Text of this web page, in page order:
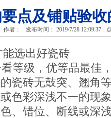
点及铺贴验
作者： 发布时间： 2019/7/28 12:09:37
选出好瓷砖
等级，优等品最佳
瓷砖无鼓突、翘角
色彩深浅不一的现
、错位、断线或深